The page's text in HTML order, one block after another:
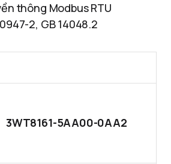
thông Modbus RTU
2, GB 14048.2
3WT8161-5AA00-0AA2